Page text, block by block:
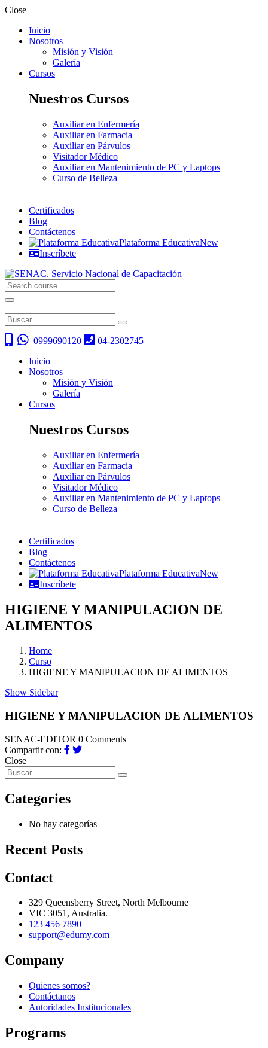
Close
Inicio
Nosotros
Misión y Visión
Galería
Cursos
Nuestros Cursos
Auxiliar en Enfermería
Auxiliar en Farmacia
Auxiliar en Párvulos
Visitador Médico
Auxiliar en Mantenimiento de PC y Laptops
Curso de Belleza
Certificados
Blog
Contáctenos
Plataforma EducativaNew
Inscríbete
0999690120
04-2302745
Inicio
Nosotros
Misión y Visión
Galería
Cursos
Nuestros Cursos
Auxiliar en Enfermería
Auxiliar en Farmacia
Auxiliar en Párvulos
Visitador Médico
Auxiliar en Mantenimiento de PC y Laptops
Curso de Belleza
Certificados
Blog
Contáctenos
Plataforma EducativaNew
Inscríbete
HIGIENE Y MANIPULACION DE
ALIMENTOS
Home
Curso
HIGIENE Y MANIPULACION DE ALIMENTOS
Show Sidebar
HIGIENE Y MANIPULACION DE ALIMENTOS
SENAC-EDITOR 0 Comments
Compartir con:
Close
Categories
No hay categorías
Recent Posts
Contact
329 Queensberry Street, North Melbourne
VIC 3051, Australia.
123 456 7890
support@edumy.com
Company
Quienes somos?
Contáctanos
Autoridades Institucionales
Programs